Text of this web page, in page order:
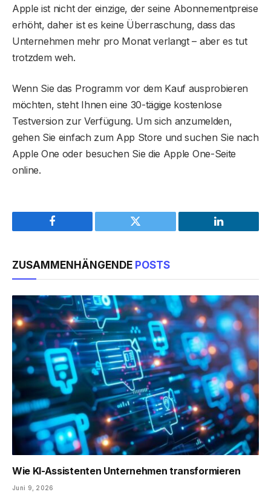
Apple ist nicht der einzige, der seine Abonnementpreise
erhöht, daher ist es keine Überraschung, dass das
Unternehmen mehr pro Monat verlangt – aber es tut
trotzdem weh.
Wenn Sie das Programm vor dem Kauf ausprobieren
möchten, steht Ihnen eine 30-tägige kostenlose
Testversion zur Verfügung. Um sich anzumelden,
gehen Sie einfach zum App Store und suchen Sie nach
Apple One oder besuchen Sie die Apple One-Seite
online.
Facebook Twitter LinkedIn
ZUSAMMENHÄNGENDE POSTS
Wie KI-Assistenten Unternehmen transformieren
Juni 9, 2026